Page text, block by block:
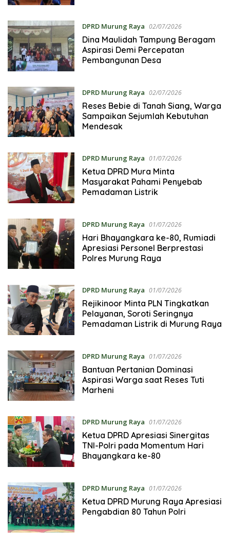
DPRD Murung Raya 02/07/2026
Dina Maulidah Tampung Beragam
Aspirasi Demi Percepatan
Pembangunan Desa
DPRD Murung Raya 02/07/2026
Reses Bebie di Tanah Siang, Warga
Sampaikan Sejumlah Kebutuhan
Mendesak
DPRD Murung Raya 01/07/2026
Ketua DPRD Mura Minta
Masyarakat Pahami Penyebab
Pemadaman Listrik
DPRD Murung Raya 01/07/2026
Hari Bhayangkara ke-80, Rumiadi
Apresiasi Personel Berprestasi
Polres Murung Raya
DPRD Murung Raya 01/07/2026
Rejikinoor Minta PLN Tingkatkan
Pelayanan, Soroti Seringnya
Pemadaman Listrik di Murung Raya
DPRD Murung Raya 01/07/2026
Bantuan Pertanian Dominasi
Aspirasi Warga saat Reses Tuti
Marheni
DPRD Murung Raya 01/07/2026
Ketua DPRD Apresiasi Sinergitas
TNI-Polri pada Momentum Hari
Bhayangkara ke-80
DPRD Murung Raya 01/07/2026
Ketua DPRD Murung Raya Apresiasi
Pengabdian 80 Tahun Polri